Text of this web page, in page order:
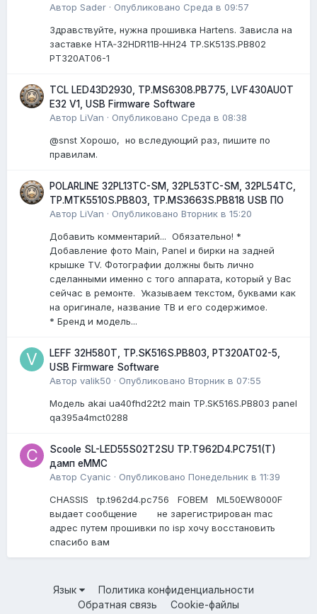
Автор Sader · Опубликовано Среда в 09:57
Здравствуйте, нужна прошивка Hartens. Зависла на
заставке HTA‑32HDR11B‑HH24 TP.SK513S.PB802
PT320AT06-1
TCL LED43D2930, TP.MS6308.PB775, LVF430AUOT
E32 V1, USB Firmware Software
Автор LiVan · Опубликовано Среда в 08:38
@snst Хорошо, но вследующий раз, пишите по
правилам.
POLARLINE 32PL13TC-SM, 32PL53TC-SM, 32PL54TC,
TP.MTK5510S.PB803, TP.MS3663S.PB818 USB ПО
Автор LiVan · Опубликовано Вторник в 15:20
Добавить комментарий... Обязательно! *
Добавление фото Main, Panel и бирки на задней
крышке TV. Фотографии должны быть лично
сделанными именно с того аппарата, который у Вас
сейчас в ремонте. Указываем текстом, буквами как
на оригинале, название ТВ и его содержимое.
* Бренд и модель...
LEFF 32H580T, TP.SK516S.PB803, PT320AT02-5,
USB Firmware Software
Автор valik50 · Опубликовано Вторник в 07:55
Модель akai ua40fhd22t2 main TP.SK516S.PB803 panel
qa395a4mct0288
Scoole SL-LED55S02T2SU TP.T962D4.PC751(T)
дамп eMMC
Автор Cyanic · Опубликовано Понедельник в 11:39
CHASSIS tp.t962d4.pc756 FOBEM ML50EW8000F
выдает сообщение не зарегистрирован mac
адрес путем прошивки по isp хочу восстановить
спасибо вам
Язык
Политика конфиденциальности
Обратная связь
Cookie-файлы